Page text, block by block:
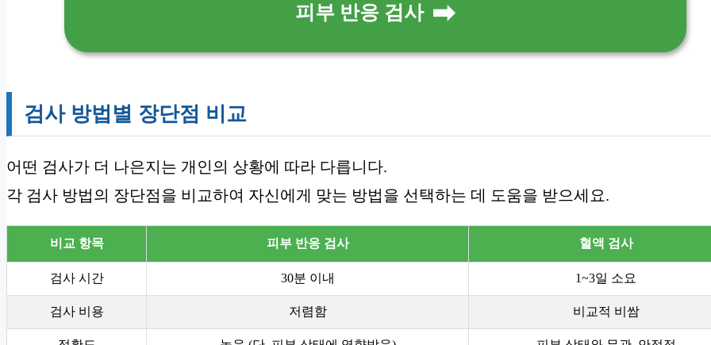
피부 반응 검사
검사 방법별 장단점 비교
어떤 검사가 더 나은지는 개인의 상황에 따라 다릅니다.
각 검사 방법의 장단점을 비교하여 자신에게 맞는 방법을 선택하는 데 도움을 받으세요.
비교 항목 피부 반응 검사 혈액 검사
검사 시간 30분 이내 1~3일 소요
검사 비용 저렴함 비교적 비쌈